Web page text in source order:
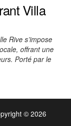
Villa
Rive s’impose
offrant une
Porté par le
© 2026